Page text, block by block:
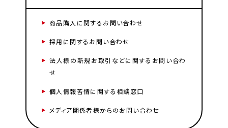
商品購入に関するお問い合わせ
採用に関するお問い合わせ
法人様の新規お取引などに関するお問い合わ
せ
個人情報苦情に関する相談窓口
メディア関係者様からのお問い合わせ